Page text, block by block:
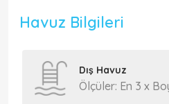
Havuz Bilgileri
Dış Havuz
Ölçüler: En 3 x